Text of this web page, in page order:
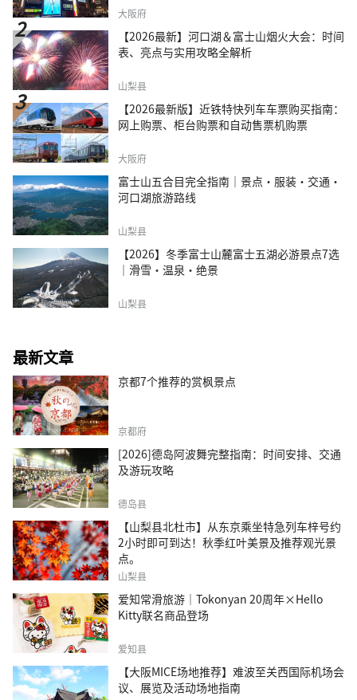
大阪府
【2026最新】河口湖＆富士山烟火大会：时间
表、亮点与实用攻略全解析
山梨县
【2026最新版】近铁特快列车车票购买指南：
网上购票、柜台购票和自动售票机购票
大阪府
富士山五合目完全指南｜景点·服装·交通·
河口湖旅游路线
山梨县
【2026】冬季富士山麓富士五湖必游景点7选
｜滑雪・温泉・绝景
山梨县
最新文章
京都7个推荐的赏枫景点
京都府
[2026]德岛阿波舞完整指南：时间安排、交通
及游玩攻略
德岛县
【山梨县北杜市】从东京乘坐特急列车梓号约
2小时即可到达！秋季红叶美景及推荐观光景
点。
山梨县
爱知常滑旅游｜Tokonyan 20周年×Hello
Kitty联名商品登场
爱知县
【大阪MICE场地推荐】难波至关西国际机场会
议、展览及活动场地指南